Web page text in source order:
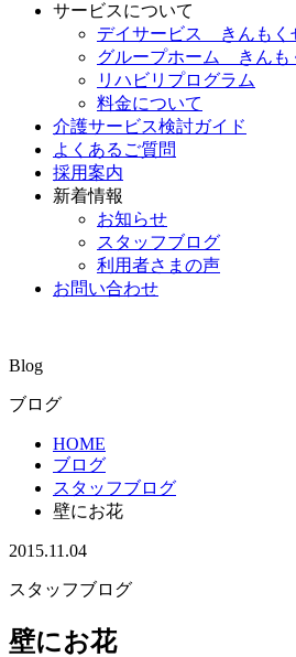
サービスについて
デイサービス きんもく
グループホーム きんも
リハビリプログラム
料金について
介護サービス検討ガイド
よくあるご質問
採用案内
新着情報
お知らせ
スタッフブログ
利用者さまの声
お問い合わせ
Blog
ブログ
HOME
ブログ
スタッフブログ
壁にお花
2015.11.04
スタッフブログ
壁にお花